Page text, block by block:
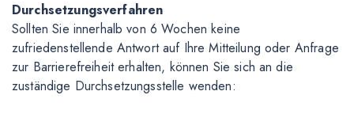
Durchsetzungsverfahren
Sollten Sie innerhalb von 6 Wochen keine
zufriedenstellende Antwort auf Ihre Mitteilung oder Anfrage
zur Barrierefreiheit erhalten, können Sie sich an die
zuständige Durchsetzungsstelle wenden: